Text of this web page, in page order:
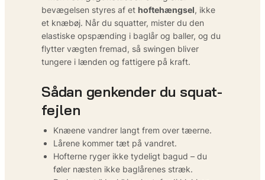
bevægelsen styres af et hoftehængsel, ikke
et knæbøj. Når du squatter, mister du den
elastiske opspænding i baglår og baller, og du
flytter vægten fremad, så swingen bliver
tungere i lænden og fattigere på kraft.
Sådan genkender du squat-
fejlen
Knæene vandrer langt frem over tæerne.
Lårene kommer tæt på vandret.
Hofterne ryger ikke tydeligt bagud – du
føler næsten ikke baglårenes stræk.